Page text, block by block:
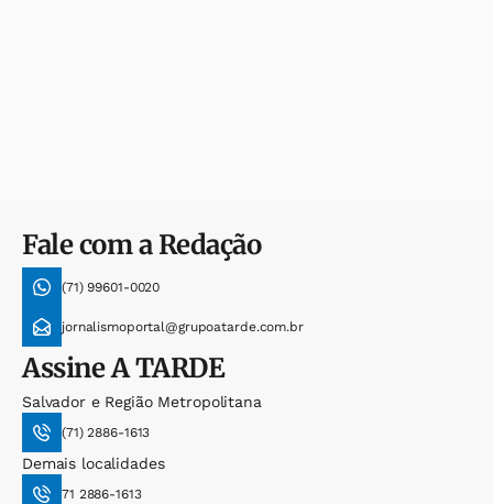
Fale com a Redação
(71) 99601-0020
jornalismoportal@grupoatarde.com.br
AssineA TARDE
Salvador e Região Metropolitana
(71) 2886-1613
Demais localidades
71 2886-1613